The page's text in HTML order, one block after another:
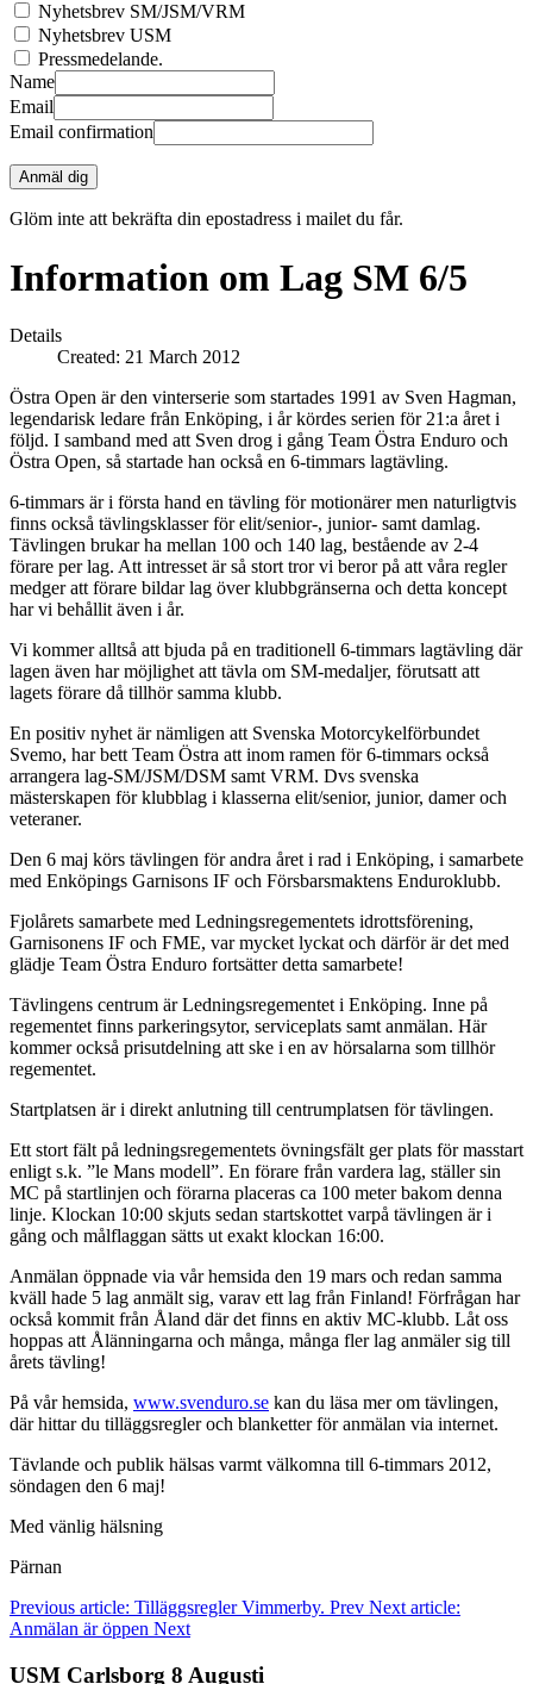
Nyhetsbrev SM/JSM/VRM
Nyhetsbrev USM
Pressmedelande.
Name
Email
Email confirmation
Anmäl dig
Glöm inte att bekräfta din epostadress i mailet du får.
Information om Lag SM 6/5
Details
Created: 21 March 2012
Östra Open är den vinterserie som startades 1991 av Sven Hagman,
legendarisk ledare från Enköping, i år kördes serien för 21:a året i
följd. I samband med att Sven drog i gång Team Östra Enduro och
Östra Open, så startade han också en 6-timmars lagtävling.
6-timmars är i första hand en tävling för motionärer men naturligtvis
finns också tävlingsklasser för elit/senior-, junior- samt damlag.
Tävlingen brukar ha mellan 100 och 140 lag, bestående av 2-4
förare per lag. Att intresset är så stort tror vi beror på att våra regler
medger att förare bildar lag över klubbgränserna och detta koncept
har vi behållit även i år.
Vi kommer alltså att bjuda på en traditionell 6-timmars lagtävling där
lagen även har möjlighet att tävla om SM-medaljer, förutsatt att
lagets förare då tillhör samma klubb.
En positiv nyhet är nämligen att Svenska Motorcykelförbundet
Svemo, har bett Team Östra att inom ramen för 6-timmars också
arrangera lag-SM/JSM/DSM samt VRM. Dvs svenska
mästerskapen för klubblag i klasserna elit/senior, junior, damer och
veteraner.
Den 6 maj körs tävlingen för andra året i rad i Enköping, i samarbete
med Enköpings Garnisons IF och Försbarsmaktens Enduroklubb.
Fjolårets samarbete med Ledningsregementets idrottsförening,
Garnisonens IF och FME, var mycket lyckat och därför är det med
glädje Team Östra Enduro fortsätter detta samarbete!
Tävlingens centrum är Ledningsregementet i Enköping. Inne på
regementet finns parkeringsytor, serviceplats samt anmälan. Här
kommer också prisutdelning att ske i en av hörsalarna som tillhör
regementet.
Startplatsen är i direkt anlutning till centrumplatsen för tävlingen.
Ett stort fält på ledningsregementets övningsfält ger plats för masstart
enligt s.k. ”le Mans modell”. En förare från vardera lag, ställer sin
MC på startlinjen och förarna placeras ca 100 meter bakom denna
linje. Klockan 10:00 skjuts sedan startskottet varpå tävlingen är i
gång och målflaggan sätts ut exakt klockan 16:00.
Anmälan öppnade via vår hemsida den 19 mars och redan samma
kväll hade 5 lag anmält sig, varav ett lag från Finland! Förfrågan har
också kommit från Åland där det finns en aktiv MC-klubb. Låt oss
hoppas att Ålänningarna och många, många fler lag anmäler sig till
årets tävling!
På vår hemsida, www.svenduro.se kan du läsa mer om tävlingen,
där hittar du tilläggsregler och blanketter för anmälan via internet.
Tävlande och publik hälsas varmt välkomna till 6-timmars 2012,
söndagen den 6 maj!
Med vänlig hälsning
Pärnan
Previous article: Tilläggsregler Vimmerby. Prev Next article:
Anmälan är öppen Next
USM Carlsborg 8 Augusti